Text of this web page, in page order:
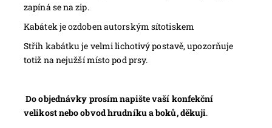
zapíná se na zip.
Kabátek je ozdoben autorským sítotiskem
Střih kabátku je velmi lichotivý postavě, upozorňuje
totiž na nejužší místo pod prsy.
Do objednávky prosím napište vaší konfekční
velikost nebo obvod hrudníku a boků, děkuji.